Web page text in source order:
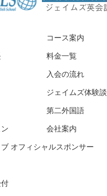
コース案内
料金一覧
入会の流れ
ジェイムズ体験談
第二外国語
会社案内
オフィシャルスポンサー